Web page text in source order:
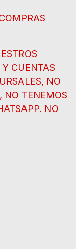
CUENTAS
NO
NO TENEMOS
NO